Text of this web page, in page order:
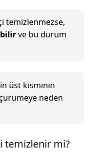
temizlenmezse,
ve bu durum
üst kısmının
neden
temizlenir mi?